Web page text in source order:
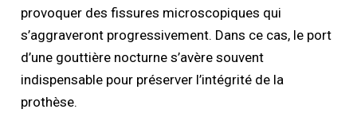
provoquer des fissures microscopiques qui
s’aggraveront progressivement. Dans ce cas, le port
d’une gouttière nocturne s’avère souvent
indispensable pour préserver l’intégrité de la
prothèse.